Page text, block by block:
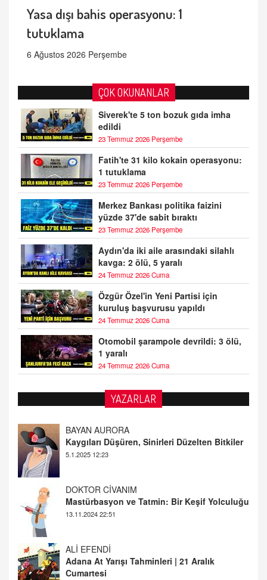
Yasa dışı bahis operasyonu: 1
tutuklama
6 Ağustos 2026 Perşembe
ÇOK OKUNANLAR
Siverek'te 5 ton bozuk gıda imha
edildi
23 Temmuz 2026 Perşembe
Fatih'te 31 kilo kokain operasyonu:
1 tutuklama
23 Temmuz 2026 Perşembe
Merkez Bankası politika faizini
yüzde 37'de sabit bıraktı
23 Temmuz 2026 Perşembe
Aydın'da iki aile arasındaki silahlı
kavga: 2 ölü, 5 yaralı
24 Temmuz 2026 Cuma
Özgür Özel'in Yeni Partisi için
kuruluş başvurusu yapıldı
24 Temmuz 2026 Cuma
Otomobil şarampole devrildi: 3 ölü,
1 yaralı
24 Temmuz 2026 Cuma
YAZARLAR
DOKTOR CİVANIM
Mastürbasyon ve Tatmin: Bir Keşif Yolculuğu
13.11.2024 22:51
ALİ EFENDİ
Adana At Yarışı Tahminleri | 21 Aralık
Cumartesi
TUTKUNUN PERİSİ
Sağlıklı Bir Cinsel Yaşam ile İlgili Bilinmesi
Gerekenler